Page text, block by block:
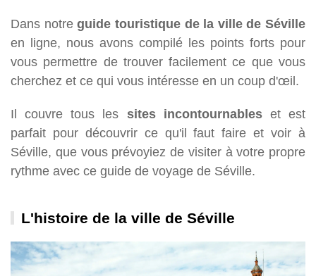
Dans notreguide touristique de la ville de Séville
en ligne, nous avons compilé les points forts pour
vous permettre de trouver facilement ce que vous
cherchez et ce qui vous intéresse en un coup d'œil.
Il couvre tous les sites incontournableset est
parfait pour découvrir ce qu'il faut faire et voir à
Séville, que vous prévoyiez de visiter à votre propre
rythme avec ce guide de voyage de Séville.
L'histoire de la ville de Séville